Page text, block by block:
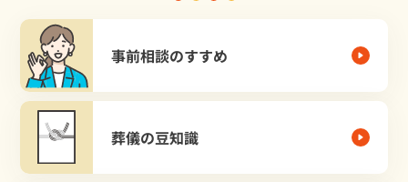
事前相談のすすめ
葬儀の豆知識